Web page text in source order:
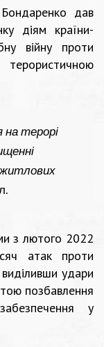
дав
діям країни-
війну проти
на терорі
з лютого 2022
атак проти
виділивши удари
позбавлення
у